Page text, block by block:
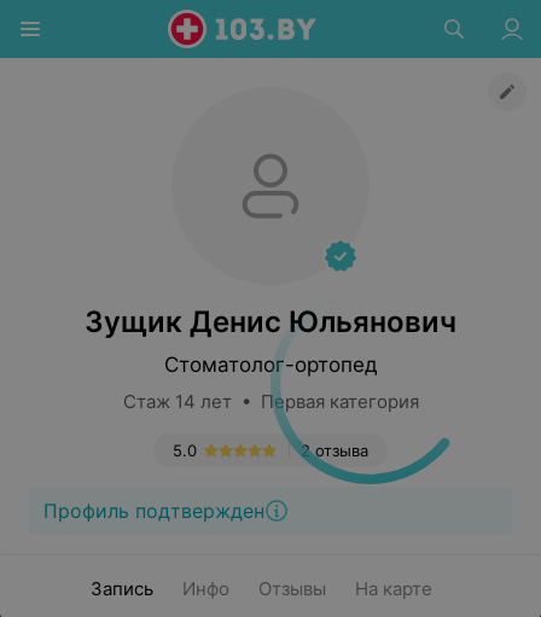
Зущик Денис Юльянович
Стоматолог-ортопед
Стаж 14 лет • Первая категория
2 отзыва
5.0
Профиль подтвержден
Запись Инфо Отзывы На карте